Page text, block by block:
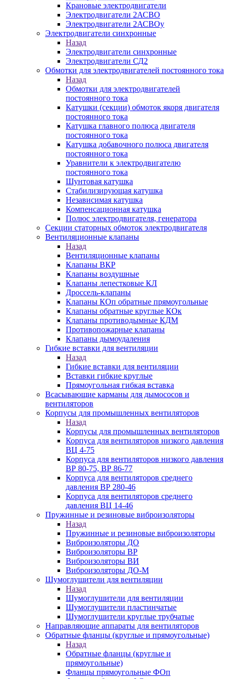
Крановые электродвигатели
Электродвигатели 2АСВО
Электродвигатели 2АСВОу
Электродвигатели синхронные
Назад
Электродвигатели синхронные
Электродвигатели СД2
Обмотки для электродвигателей постоянного тока
Назад
Обмотки для электродвигателей
постоянного тока
Катушки (секции) обмоток якоря двигателя
постоянного тока
Катушка главного полюса двигателя
постоянного тока
Катушка добавочного полюса двигателя
постоянного тока
Уравнители к электродвигателю
постоянного тока
Шунтовая катушка
Стабилизирующая катушка
Независимая катушка
Компенсационная катушка
Полюс электродвигателя, генератора
Секции статорных обмоток электродвигателя
Вентиляционные клапаны
Назад
Вентиляционные клапаны
Клапаны ВКР
Клапаны воздушные
Клапаны лепестковые КЛ
Дроссель-клапаны
Клапаны КОп обратные прямоугольные
Клапаны обратные круглые КОк
Клапаны противодымные КДМ
Противопожарные клапаны
Клапаны дымоудаления
Гибкие вставки для вентиляции
Назад
Гибкие вставки для вентиляции
Вставки гибкие круглые
Прямоугольная гибкая вставка
Всасывающие карманы для дымососов и
вентиляторов
Корпусы для промышленных вентиляторов
Назад
Корпусы для промышленных вентиляторов
Корпуса для вентиляторов низкого давления
ВЦ 4-75
Корпуса для вентиляторов низкого давления
ВР 80-75, ВР 86-77
Корпуса для вентиляторов среднего
давления ВР 280-46
Корпуса для вентиляторов среднего
давления ВЦ 14-46
Пружинные и резиновые виброизоляторы
Назад
Пружинные и резиновые виброизоляторы
Виброизоляторы ДО
Виброизоляторы ВР
Виброизоляторы ВИ
Виброизоляторы ДО-М
Шумоглушители для вентиляции
Назад
Шумоглушители для вентиляции
Шумоглушители пластинчатые
Шумоглушители круглые трубчатые
Направляющие аппараты для вентиляторов
Обратные фланцы (круглые и прямоугольные)
Назад
Обратные фланцы (круглые и
прямоугольные)
Фланцы прямоугольные ФОп